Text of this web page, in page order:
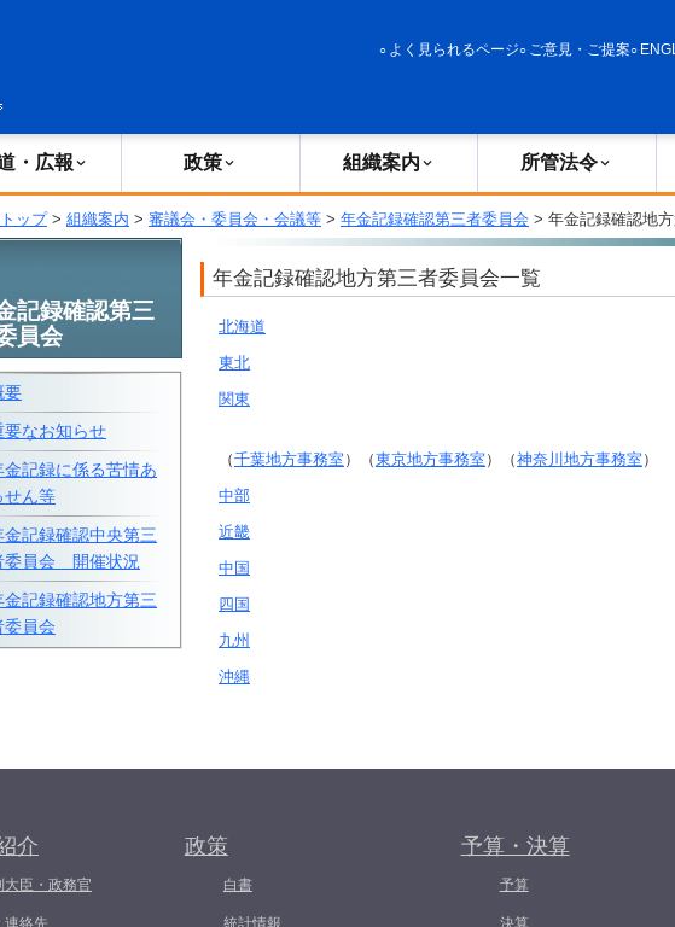
よく見られるページ ご意見・ご提案
・広報 政策 組織案内 所管法令
ップ> 組織案内 > 審議会・委員会・会議等 > 年金記録確認第三者委員会 > 年金記録確認地
年金記録確認地方第三者委員会一覧
北海道
東北
関東
（千葉地方事務室 ）（東京地方事務室 ）（神奈川地方事務室 ）
中部
近畿
中国
四国
九州
沖縄
記録確認第三
員会
要
要なお知らせ
金記録に係る苦情あ
せん等
金記録確認中央第三
委員会 開催状況
金記録確認地方第三
委員会
介
大臣・政務官
連絡先
政策
白書
統計情報
予算・決算
予算
決算